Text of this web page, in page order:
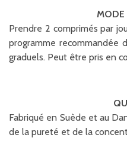
MODE
Prendre 2 comprimés par
programme recommandée
graduels. Peut être pris en
Fabriqué en Suède et au
de la pureté et de la